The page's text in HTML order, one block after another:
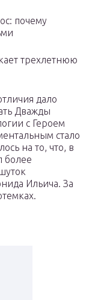
почему
трехлетнюю
дало
Дважды
с Героем
стало
на то, что, в
более
Ильича. За